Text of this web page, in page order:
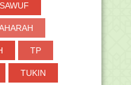
TP
TUKIN